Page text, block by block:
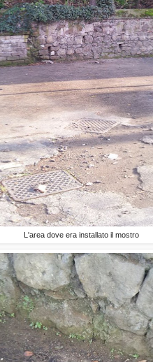
L'area dove era installato il mostro